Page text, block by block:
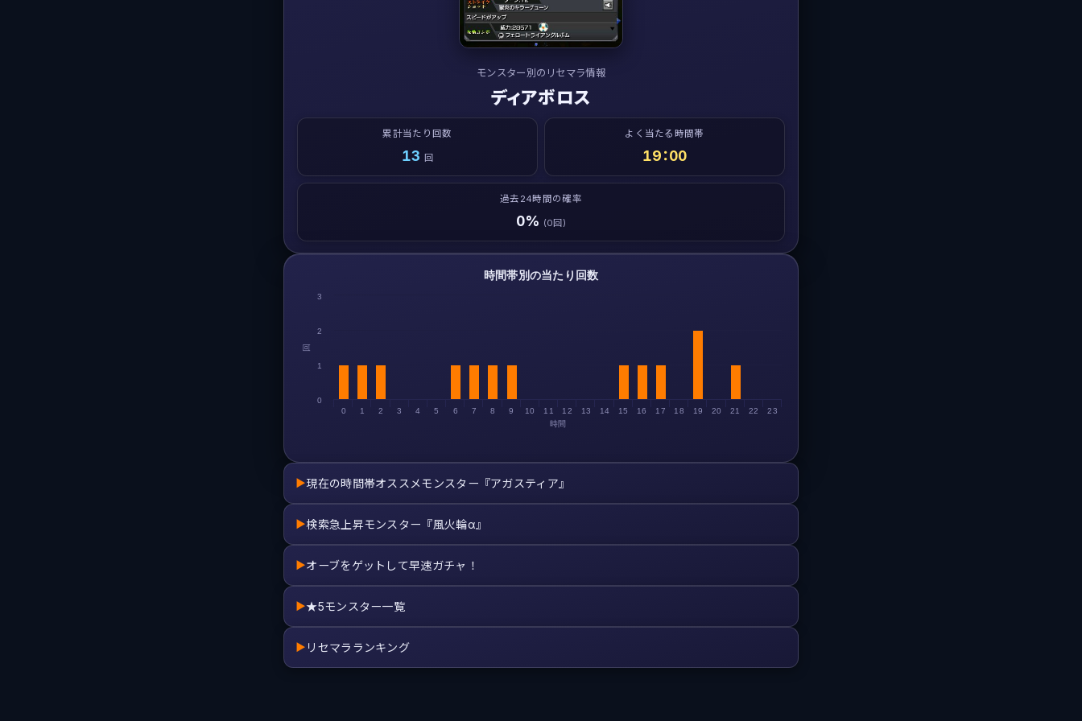
モンスター別のリセマラ情報
ディアボロス
累計当たり回数
13 回
よく当たる時間帯
19：00
過去24時間の確率
0% (0回)
時間
回
時間帯別の当たり回数
0 1 2 3 4 5 6 7 8 9 10 11 12 13 14 15 16 17 18 19 20 21 22 23
0
1
2
3
▶現在の時間帯オススメモンスター『アガスティア』
▶検索急上昇モンスター『風火輪α』
▶オーブをゲットして早速ガチャ！
▶★5モンスター一覧
▶ リセマラランキング